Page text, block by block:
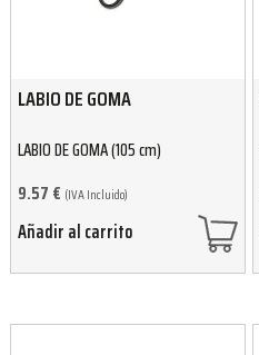
LABIO DE GOMA
LABIO DE GOMA (105 cm)
9.57 € (IVA Incluido)
Añadir al carrito